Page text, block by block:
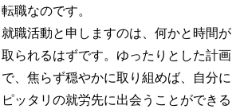
転職なのです。
就職活動と申しますのは、何かと時間が
取られるはずです。ゆったりとした計画
で、焦らず穏やかに取り組めば、自分に
ピッタリの就労先に出会うことができる